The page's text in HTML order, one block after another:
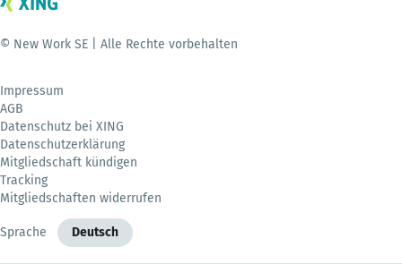
© New Work SE | Alle Rechte vorbehalten
Impressum
AGB
Datenschutz bei XING
Datenschutzerklärung
Mitgliedschaft kündigen
Tracking
Mitgliedschaften widerrufen
Sprache Deutsch